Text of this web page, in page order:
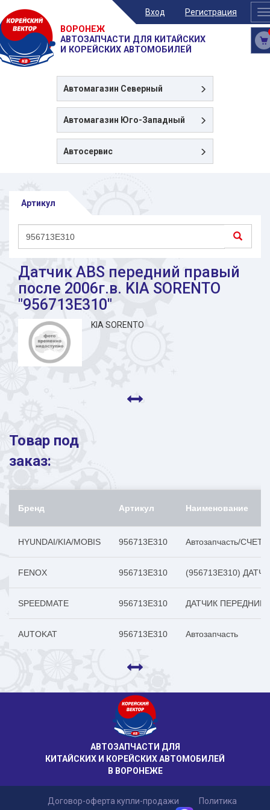
Вход Регистрация
ВОРОНЕЖ
АВТОЗАПЧАСТИ ДЛЯ КИТАЙСКИХ
И КОРЕЙСКИХ АВТОМОБИЛЕЙ
Автомагазин Северный
Автомагазин Юго-Западный
Автосервис
Артикул
Датчик ABS передний правый
после 2006г.в. KIA SORENTO
"956713E310"
KIA SORENTO
Товар под
заказ:
Бренд Артикул Наименование
HYUNDAI/KIA/MOBIS 956713E310 Автозапчасть/
FENOX 956713E310 (956713E310)
SPEEDMATE 956713E310 ДАТЧИК ПЕРЕДНИЙ
AUTOKAT 956713E310 Автозапчасть
АВТОЗАПЧАСТИ ДЛЯ
КИТАЙСКИХ И КОРЕЙСКИХ АВТОМОБИЛЕЙ
В ВОРОНЕЖЕ
Договор-оферта купли-продажи Политика